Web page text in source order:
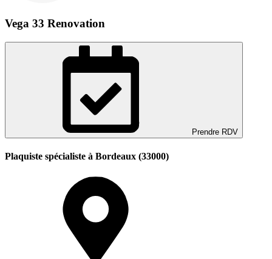
Vega 33 Renovation
Prendre RDV
Plaquiste spécialiste à Bordeaux (33000)